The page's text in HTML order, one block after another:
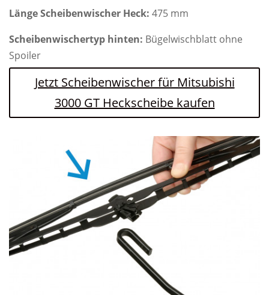
Länge Scheibenwischer Heck: 475 mm
Scheibenwischertyp hinten: Bügelwischblatt ohne
Spoiler
Jetzt Scheibenwischer für Mitsubishi
3000 GT Heckscheibe kaufen